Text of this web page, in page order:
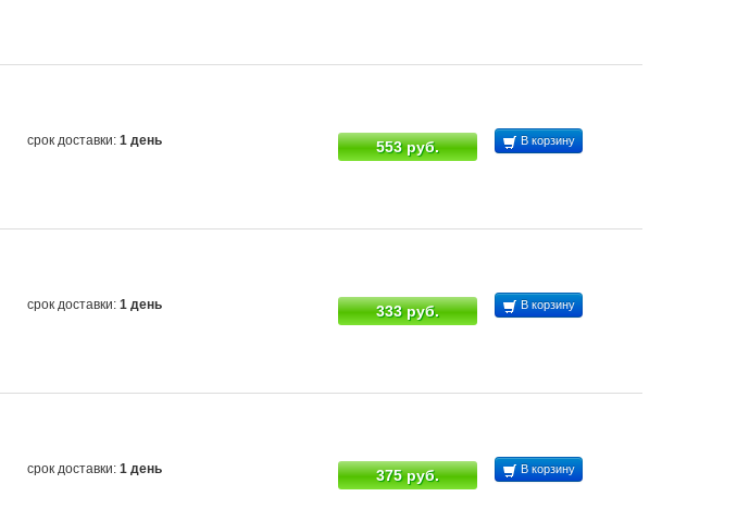
срок доставки: 1 день 553 руб. В корзину
срок доставки: 1 день 333 руб. В корзину
срок доставки: 1 день 375 руб. В корзину